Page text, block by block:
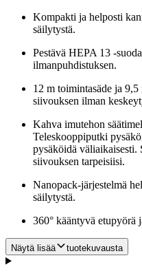
Kompakti ja helposti
säilytystä.
Pestävä HEPA 13 -
ilmanpuhdistuksen.
12 m toimintasäde ja
siivouksen ilman
Kahva imutehon
Teleskooppiputki
pysäköidä väliaikaisesti.
siivouksen tarpeisiisi.
Nanopack-järjestelmä
säilytystä.
360° kääntyvä etupyörä
Näytä lisää tuotekuvausta